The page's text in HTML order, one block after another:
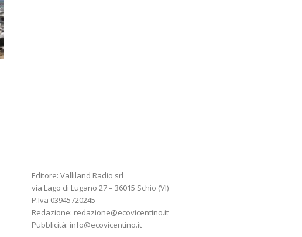
Editore: Valliland Radio srl
via Lago di Lugano 27 – 36015 Schio (VI)
P.Iva 03945720245
Redazione: redazione@ecovicentino.it
Pubblicità: info@ecovicentino.it